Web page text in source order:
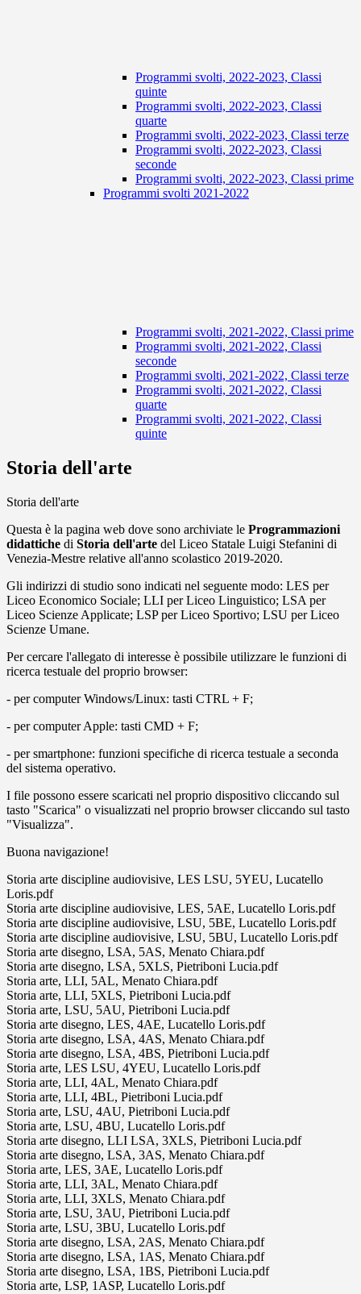
Programmi svolti, 2022-2023, Classi
quinte
Programmi svolti, 2022-2023, Classi
quarte
Programmi svolti, 2022-2023, Classi terze
Programmi svolti, 2022-2023, Classi
seconde
Programmi svolti, 2022-2023, Classi prime
Programmi svolti 2021-2022
Programmi svolti, 2021-2022, Classi prime
Programmi svolti, 2021-2022, Classi
seconde
Programmi svolti, 2021-2022, Classi terze
Programmi svolti, 2021-2022, Classi
quarte
Programmi svolti, 2021-2022, Classi
quinte
Storia dell'arte
Storia dell'arte
Questa è la pagina web dove sono archiviate le Programmazioni
didattiche di Storia dell'arte del Liceo Statale Luigi Stefanini di
Venezia-Mestre relative all'anno scolastico 2019-2020.
Gli indirizzi di studio sono indicati nel seguente modo: LES per
Liceo Economico Sociale; LLI per Liceo Linguistico; LSA per
Liceo Scienze Applicate; LSP per Liceo Sportivo; LSU per Liceo
Scienze Umane.
Per cercare l'allegato di interesse è possibile utilizzare le funzioni di
ricerca testuale del proprio browser:
- per computer Windows/Linux: tasti CTRL + F;
- per computer Apple: tasti CMD + F;
- per smartphone: funzioni specifiche di ricerca testuale a seconda
del sistema operativo.
I file possono essere scaricati nel proprio dispositivo cliccando sul
tasto "Scarica" o visualizzati nel proprio browser cliccando sul tasto
"Visualizza".
Buona navigazione!
Storia arte discipline audiovisive, LES LSU, 5YEU, Lucatello
Loris.pdf
Storia arte discipline audiovisive, LES, 5AE, Lucatello Loris.pdf
Storia arte discipline audiovisive, LSU, 5BE, Lucatello Loris.pdf
Storia arte discipline audiovisive, LSU, 5BU, Lucatello Loris.pdf
Storia arte disegno, LSA, 5AS, Menato Chiara.pdf
Storia arte disegno, LSA, 5XLS, Pietriboni Lucia.pdf
Storia arte, LLI, 5AL, Menato Chiara.pdf
Storia arte, LLI, 5XLS, Pietriboni Lucia.pdf
Storia arte, LSU, 5AU, Pietriboni Lucia.pdf
Storia arte disegno, LES, 4AE, Lucatello Loris.pdf
Storia arte disegno, LSA, 4AS, Menato Chiara.pdf
Storia arte disegno, LSA, 4BS, Pietriboni Lucia.pdf
Storia arte, LES LSU, 4YEU, Lucatello Loris.pdf
Storia arte, LLI, 4AL, Menato Chiara.pdf
Storia arte, LLI, 4BL, Pietriboni Lucia.pdf
Storia arte, LSU, 4AU, Pietriboni Lucia.pdf
Storia arte, LSU, 4BU, Lucatello Loris.pdf
Storia arte disegno, LLI LSA, 3XLS, Pietriboni Lucia.pdf
Storia arte disegno, LSA, 3AS, Menato Chiara.pdf
Storia arte, LES, 3AE, Lucatello Loris.pdf
Storia arte, LLI, 3AL, Menato Chiara.pdf
Storia arte, LLI, 3XLS, Menato Chiara.pdf
Storia arte, LSU, 3AU, Pietriboni Lucia.pdf
Storia arte, LSU, 3BU, Lucatello Loris.pdf
Storia arte disegno, LSA, 2AS, Menato Chiara.pdf
Storia arte disegno, LSA, 1AS, Menato Chiara.pdf
Storia arte disegno, LSA, 1BS, Pietriboni Lucia.pdf
Storia arte, LSP, 1ASP, Lucatello Loris.pdf